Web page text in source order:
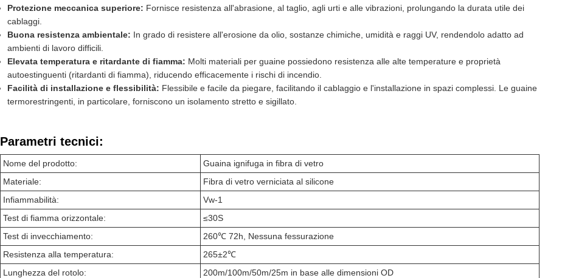
Protezione meccanica superiore: Fornisce resistenza all'abrasione, al taglio, agli urti e alle vibrazioni, prolungando la durata utile dei
cablaggi.
Buona resistenza ambientale: In grado di resistere all'erosione da olio, sostanze chimiche, umidità e raggi UV, rendendolo adatto ad
ambienti di lavoro difficili.
Elevata temperatura e ritardante di fiamma: Molti materiali per guaine possiedono resistenza alle alte temperature e proprietà
autoestinguenti (ritardanti di fiamma), riducendo efficacemente i rischi di incendio.
Facilità di installazione e flessibilità: Flessibile e facile da piegare, facilitando il cablaggio e l'installazione in spazi complessi. Le guaine
termorestringenti, in particolare, forniscono un isolamento stretto e sigillato.
Parametri tecnici:
Nome del prodotto:
Guaina ignifuga in fibra di vetro
Materiale:
Fibra di vetro verniciata al silicone
Infiammabilità:
Vw-1
Test di fiamma orizzontale:
≤30S
Test di invecchiamento:
260℃ 72h, Nessuna fessurazione
Resistenza alla temperatura:
265±2℃
Lunghezza del rotolo:
200m/100m/50m/25m in base alle dimensioni OD